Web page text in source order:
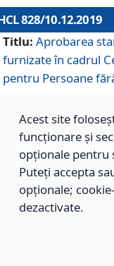
828/10.12.2019
Titlu: Aprobarea
furnizate în cadrul
pentru Persoane
827/10.12.2019
Aprobarea
furnizate în cadrul
Adăpost, pentru
Aprobarea
Acest site
funcționare și
opționale pentru
Puteți accepta
opționale;
dezactivate.